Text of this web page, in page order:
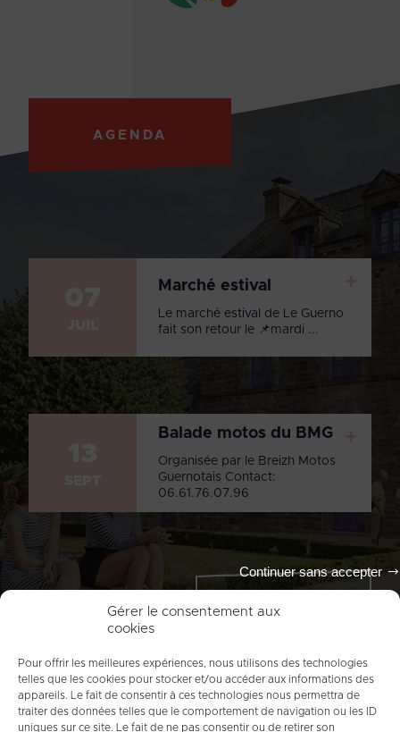
Gérer le consentement aux
cookies
Pour offrir les meilleures expériences, nous utilisons des technologies
telles que les cookies pour stocker et/ou accéder aux informations des
appareils. Le fait de consentir à ces technologies nous permettra de
traiter des données telles que le comportement de navigation ou les ID
uniques sur ce site. Le fait de ne pas consentir ou de retirer son
Continuer sans accepter
AGENDA
Marché estival
Le marché estival de Le Guerno
fait son retour le 📌mardi ...
Balade motos du BMG
Organisée par le Breizh Motos
Guernotais Contact:
06.61.76.07.96